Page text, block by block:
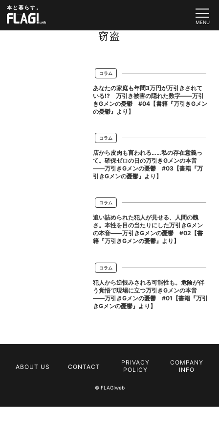
本と暮らす。
窃盗
コラム
あなたの家庭も年間3万円が万引きされて
いる!? 万引き被害の隠れた数字――万引
きGメンの憂鬱 #04【書籍『万引きGメン
の憂鬱』より】
コラム
店から皮肉も言われる……私の存在意義っ
て。確保ゼロの日の万引きGメンの本音
――万引きGメンの憂鬱 #03【書籍『万
引きGメンの憂鬱』より】
コラム
追い詰められた犯人が見せる、人間の醜
さ。本性を目の当たりにした万引きGメン
の本音――万引きGメンの憂鬱 #02【書
籍『万引きGメンの憂鬱』より】
コラム
犯人から逆恨みされる可能性も。危険が伴
う覚悟で現場に立つ万引きGメンの本音
――万引きGメンの憂鬱 #01【書籍『万引
きGメンの憂鬱』より】
ABOUT US CONTACT
PRIVACY
POLICY
COMPANY
INFO
© FLAG!web